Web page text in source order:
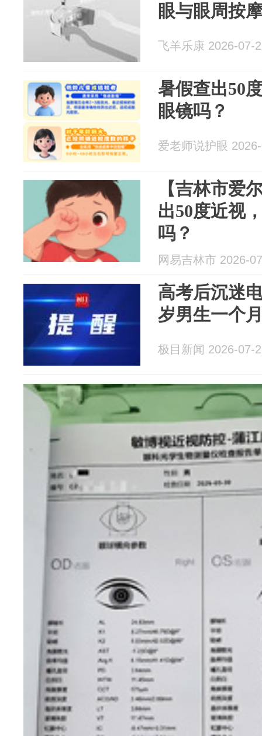
眼与眼周按
飞羊乐康 2026-07-
暑假查出50
眼镜吗？
爱老师说护眼
【吉林市爱
出50度近视
吗？
网易吉林市 2026-
高考后沉迷
岁男生一个
极目新闻 2026-07-